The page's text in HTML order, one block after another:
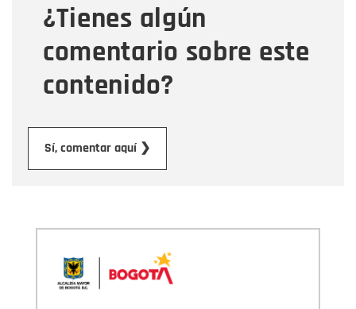
¿Tienes algún
comentario sobre este
contenido?
Sí, comentar aquí ❯
Mensaje